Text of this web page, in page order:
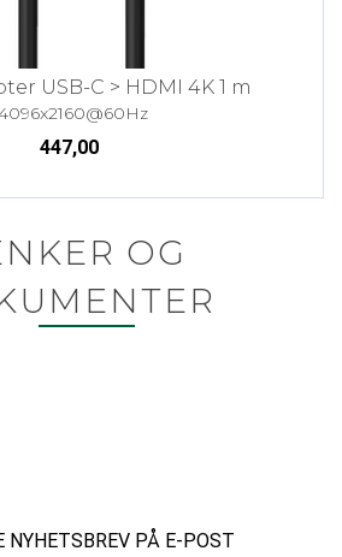
USB-C > HDMI 4K 1 m
447,00
OG
NYHETSBREV PÅ E-POST